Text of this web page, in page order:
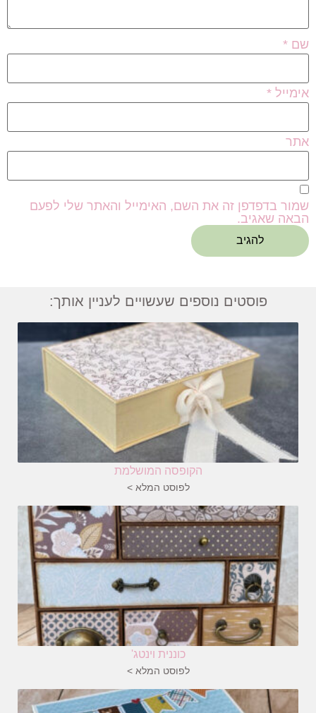
שם *
אימייל *
אתר
שמור בדפדפן זה את השם, האימייל והאתר שלי לפעם
הבאה שאגיב.
פוסטים נוספים שעשויים לעניין אותך:
הקופסה המושלמת
לפוסט המלא >
כוננית וינטג'
לפוסט המלא >